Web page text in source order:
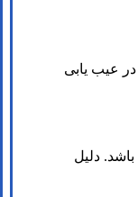
عیب یابی
دلیل